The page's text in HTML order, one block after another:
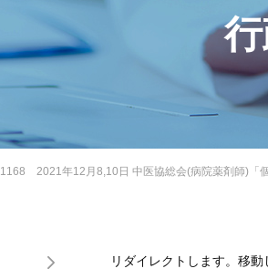
1168 2021年12月8,10日 中医協総会(病院薬剤師)「
リダイレクトします。移